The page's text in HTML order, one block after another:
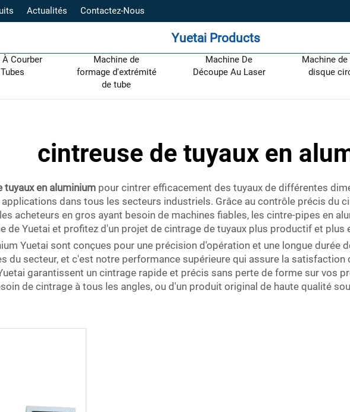
Actualités Contactez-Nous
Yuetai Products
Courber
Machine de
formage d'extrémité
de tube
Machine De
Découpe Au Laser
Machine
disque
cintreuse de tuyaux en
tuyaux en aluminium pour cintrer efficacement des tuyaux de différentes
dans tous les secteurs industriels. Grâce au contrôle précis du
acheteurs en gros ayant besoin de machines fiables, les cintre-pipes en
de Yuetai et profitez d'un projet de cintrage de tuyaux plus productif et plus
Yuetai sont conçues pour une précision d'opération et une longue durée
du secteur, et c'est notre performance supérieure qui assure la satisfaction
garantissent un cintrage rapide et précis sans perte de forme sur vos
de cintrage à tous les angles, ou d'un produit original de haute qualité